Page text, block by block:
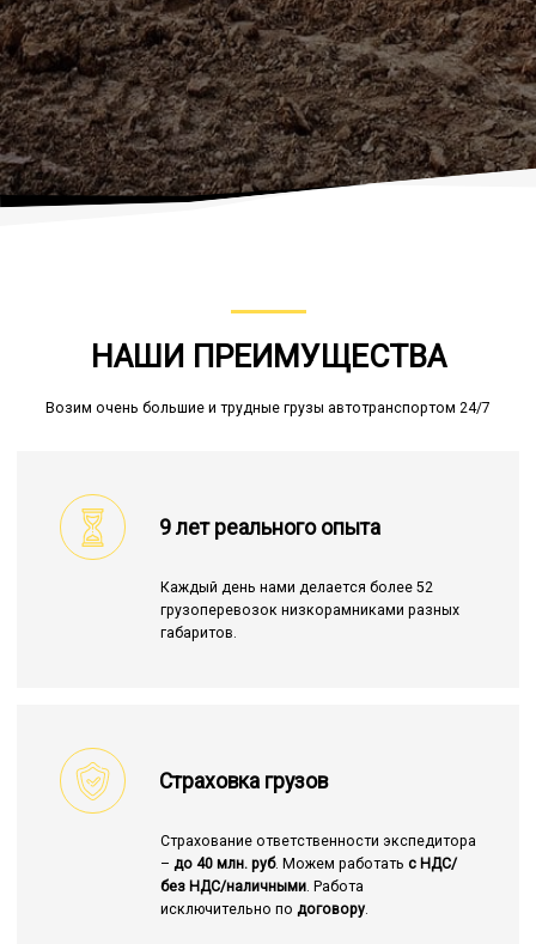
НАШИ ПРЕИМУЩЕСТВА
Возим очень большие и трудные грузы автотранспортом 24/7
9 лет реального опыта
Каждый день нами делается более 52
грузоперевозок низкорамниками разных
габаритов.
Страховка грузов
Страхование ответственности экспедитора
– до 40 млн. руб. Можем работать с НДС/
без НДС/наличными. Работа
исключительно по договору.